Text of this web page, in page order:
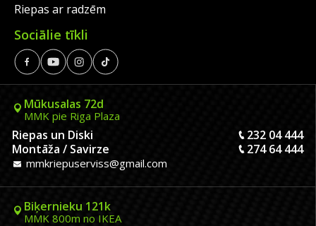
Riepas ar radzēm
Sociālie tīkli
Mūkusalas 72d
MMK pie Riga Plaza
Riepas un Diski
232 04 444
Montāža / Savirze
274 64 444
mmkriepuserviss@gmail.com
Biķernieku 121k
MMK 800m no IKEA